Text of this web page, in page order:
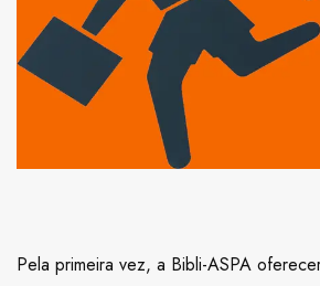
Pela primeira vez, a Bibli-ASPA